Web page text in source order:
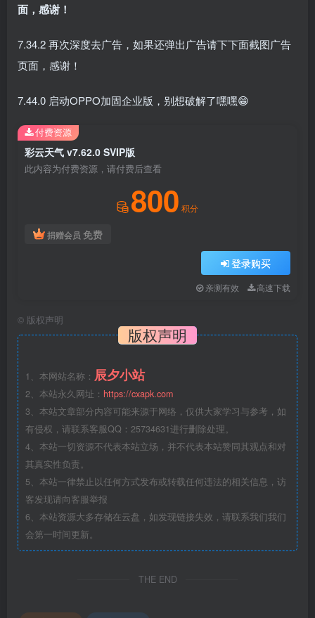
面，感谢！
7.34.2 再次深度去广告，如果还弹出广告请下下面截图广告
页面，感谢！
7.44.0 启动OPPO加固企业版，别想破解了嘿嘿😁
彩云天气 v7.62.0 SVIP版
此内容为付费资源，请付费后查看
800 积分
捐赠会员 免费
登录购买
亲测有效 高速下载
付费资源
© 版权声明
版权声明
1、本网站名称： 辰夕小站
2、本站永久网址： https://cxapk.com
3、本站文章部分内容可能来源于网络，仅供大家学习与参考，如
有侵权，请联系客服QQ：25734631进行删除处理。
4、本站一切资源不代表本站立场，并不代表本站赞同其观点和对
其真实性负责。
5、本站一律禁止以任何方式发布或转载任何违法的相关信息，访
客发现请向客服举报
6、本站资源大多存储在云盘，如发现链接失效，请联系我们我们
会第一时间更新。
THE END